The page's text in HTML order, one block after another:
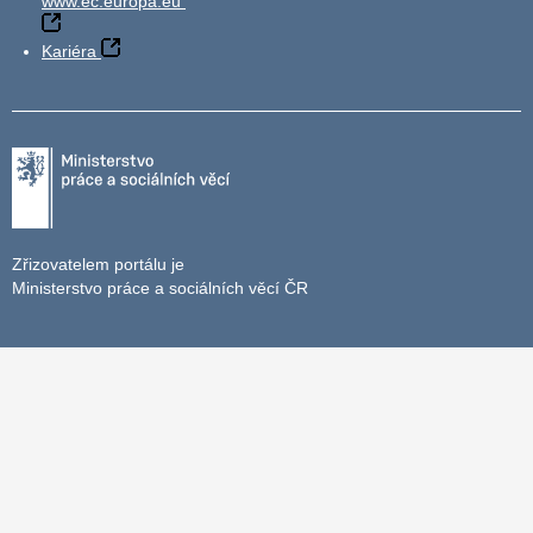
Kariéra
Zřizovatelem portálu je
Ministerstvo práce a sociálních věcí ČR